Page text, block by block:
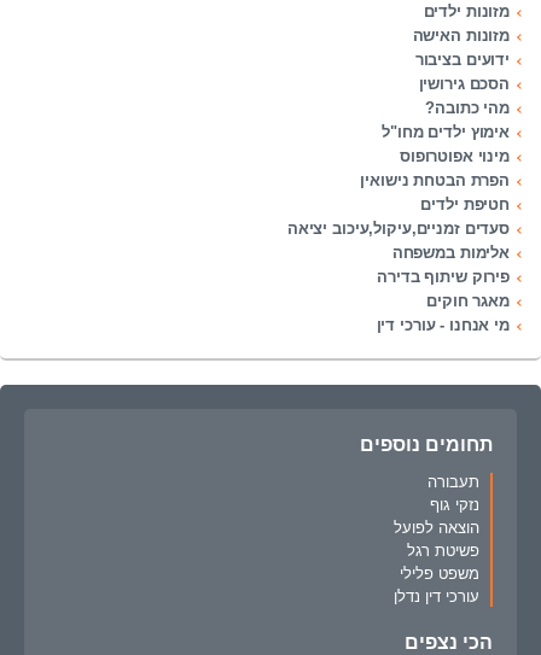
מזונות ילדים
מזונות האישה
ידועים בציבור
הסכם גירושין
מהי כתובה?
אימוץ ילדים מחו"ל
מינוי אפוטרופוס
הפרת הבטחת נישואין
חטיפת ילדים
סעדים זמניים,עיקול,עיכוב יציאה
אלימות במשפחה
פירוק שיתוף בדירה
מאגר חוקים
מי אנחנו - עורכי דין
תחומים נוספים
תעבורה
נזקי גוף
הוצאה לפועל
פשיטת רגל
משפט פלילי
עורכי דין נדלן
הכי נצפים